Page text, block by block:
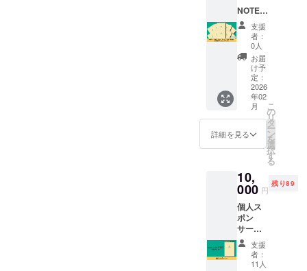
れてお
りませ
ん。
での宿
泊交通
費は含
まれて
おりま
せん。
ページ
予定 1
冊あた
り4,300
円の上
乗せ支
援で、
冊数を
増やせ
ます！
4,300円
上乗せ
上乗せ
＝7冊お
届け
12,900
円上乗
せ＝8冊
お届け
※送料・
税込み
NOTE（
ハッパ
ノー
ト）10
冊（完
成版）
助産院
さんな
どにオ
ススメ
‐HAPP
A
NOTE（
ハッパ
ト）
✕10
‐A5サイ
ズ ‐ハー
ドカ
バー ‐80
ページ
予定 ※
送料・
支援
者：
0人
お届
け予
定：
2026
年02
月
詳細を見る
こ
の
リ
タ
ー
ン
を
選
択
す
る
10,
000 円
残り89
個人ス
ポン
サー
HAPPA
NOTE（
支援
者：
11人